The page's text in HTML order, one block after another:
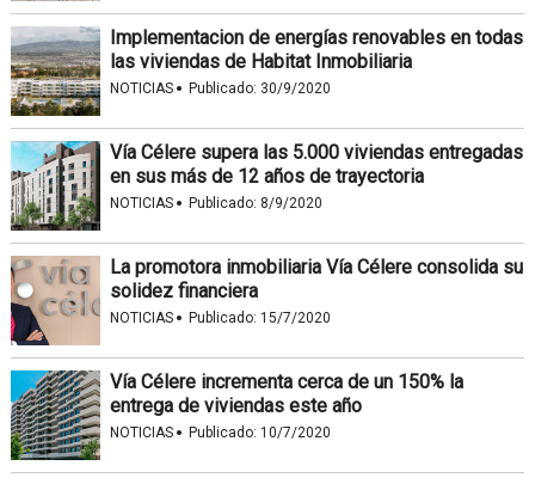
Implementacion de energías renovables en todas
las viviendas de Habitat Inmobiliaria
NOTICIAS · Publicado: 30/9/2020
Vía Célere supera las 5.000 viviendas entregadas
en sus más de 12 años de trayectoria
NOTICIAS · Publicado: 8/9/2020
La promotora inmobiliaria Vía Célere consolida su
solidez financiera
NOTICIAS · Publicado: 15/7/2020
Vía Célere incrementa cerca de un 150% la
entrega de viviendas este año
NOTICIAS · Publicado: 10/7/2020